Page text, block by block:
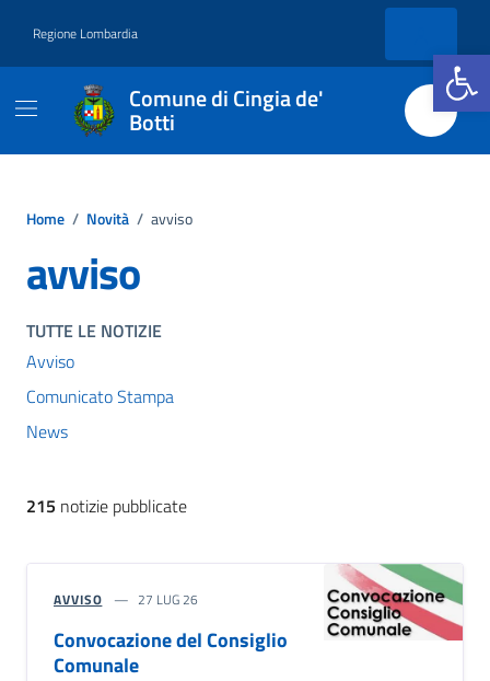
Apri la
Regione Lombardia
Comune di Cingia de'
Botti
Home / Novità / avviso
avviso
TUTTE LE NOTIZIE
Avviso
Comunicato Stampa
News
215 notizie pubblicate
AVVISO 27 LUG 26
Convocazione del Consiglio
Comunale